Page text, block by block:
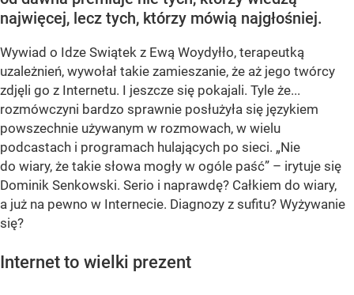
najwięcej, lecz tych, którzy mówią najgłośniej.
Wywiad o Idze Swiątek z Ewą Woydyłło, terapeutką
uzależnień, wywołał takie zamieszanie, że aż jego twórcy
zdjęli go z Internetu. I jeszcze się pokajali. Tyle że...
rozmówczyni bardzo sprawnie posłużyła się językiem
powszechnie używanym w rozmowach, w wielu
podcastach i programach hulających po sieci. „Nie
do wiary, że takie słowa mogły w ogóle paść” – irytuje się
Dominik Senkowski. Serio i naprawdę? Całkiem do wiary,
a już na pewno w Internecie. Diagnozy z sufitu? Wyżywanie
się?
Internet to wielki prezent